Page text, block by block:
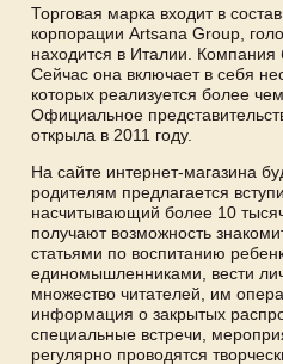
Торговая марка входит в
корпорации Artsana Group,
находится в Италии. Компания
Сейчас она включает в себя
которых реализуется более
Официальное
открыла в 2011 году.
На сайте интернет-магазина
родителям предлагается
насчитывающий более 10
получают возможность
статьями по воспитанию
единомышленниками, вести
множество читателей, им
информация о закрытых
специальные встречи,
регулярно проводятся